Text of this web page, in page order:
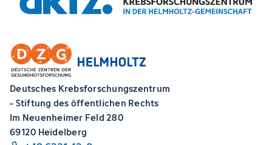
Deutsches Krebsforschungszentrum
- Stiftung des öffentlichen Rechts
Im Neuenheimer Feld 280
69120 Heidelberg